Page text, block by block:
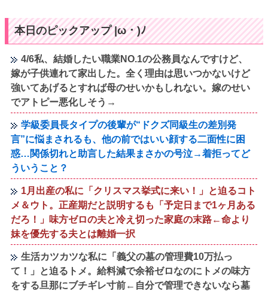
本日のピックアップ |ω・)ﾉ
4/6私、結婚したい職業NO.1の公務員なんですけど、
嫁が子供連れて家出した。全く理由は思いつかないけど
強いてあげるとすれば母のせいかもしれない。嫁のせい
でアトピー悪化しそう→
学級委員長タイプの後輩が“ドクズ同級生の差別発
言”に悩まされるも、他の前ではいい顔する二面性に困
惑…関係切れと助言した結果まさかの号泣→着拒ってど
ういうこと？
1月出産の私に「クリスマス挙式に来い！」と迫るコト
メ＆ウト。正産期だと説明するも「予定日まで1ヶ月ある
だろ！」味方ゼロの夫と冷え切った家庭の末路←命より
妹を優先する夫とは離婚一択
生活カツカツな私に「義父の墓の管理費10万払っ
て！」と迫るトメ。給料減で余裕ゼロなのにトメの味方
をする旦那にブチギレ寸前←自分で管理できないなら墓